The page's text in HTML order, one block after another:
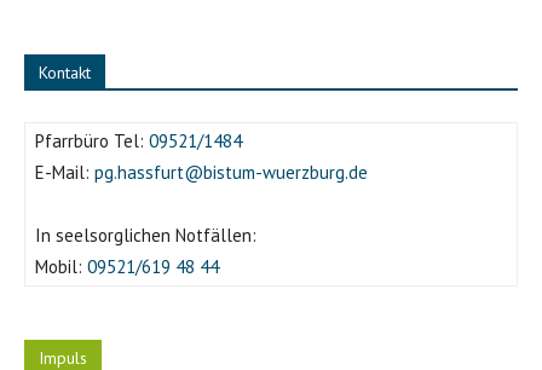
Kontakt
Pfarrbüro Tel: 09521/1484
E-Mail: pg.hassfurt@bistum-wuerzburg.de
In seelsorglichen Notfällen:
Mobil: 09521/619 48 44
Impuls